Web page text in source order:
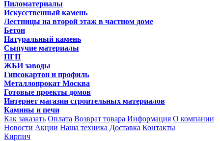
Пиломатериалы
Искусственный камень
Лестницы на второй этаж в частном доме
Бетон
Натуральный камень
Сыпучие материалы
ПГП
ЖБИ заводы
Гипсокартон и профиль
Металлопрокат Москва
Готовые проекты домов
Интернет магазин строительных материалов
Камины и печи
Как заказать Оплата Возврат товара Информация О компании
Новости Акции Наша техника Доставка Контакты
Кирпич